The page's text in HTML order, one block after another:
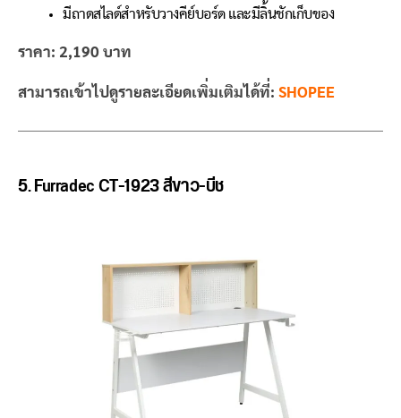
มีถาดสไลด์สำหรับวางคีย์บอร์ด และมีลิ้นชักเก็บของ
ราคา: 2,190 บาท
สามารถเข้าไปดูรายละเอียดเพิ่มเติมได้ที่: SHOPEE
5. Furradec CT-1923 สีขาว-บีช